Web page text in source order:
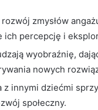
rozwój zmysłów
percepcję i
wyobraźnię,
nowych
z innymi dziećmi
społeczny.